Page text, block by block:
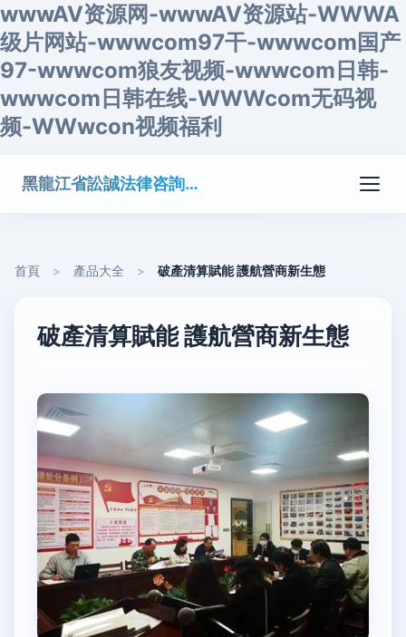
wwwAV资源网-wwwAV资源站-WWWA
级片网站-wwwcom97干-wwwcom国产
97-wwwcom狼友视频-wwwcom日韩-
wwwcom日韩在线-WWWcom无码视
频-WWwcon视频福利
黑龍江省訟誠法律咨詢有限公司
首頁 > 產品大全 > 破產清算賦能 護航營商新生態
破產清算賦能 護航營商新生態